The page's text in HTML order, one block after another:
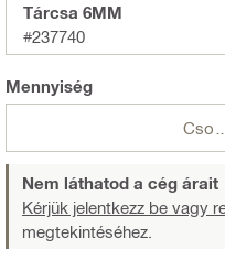
Tárcsa 6MM
#237740
Mennyiség
Nem láthatod a cég árait
Kérjük jelentkezz be vagy
megtekintéséhez.